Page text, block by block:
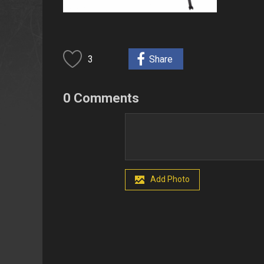
3 Share
0 Comments
Add Photo